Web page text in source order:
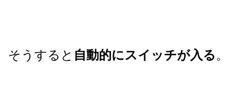
そうすると 自動的にスイッチが入る